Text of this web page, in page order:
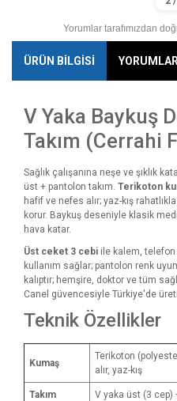
Yorumlar tarafımızdan
ÜRÜN BİLGİSİ YORUMLAR
V Yaka Baykuş
Takım (Cerrahi
Sağlık çalışanına neşe ve şıklık
üst + pantolon takım. Terikoton
hafif ve nefes alır; yaz-kış
korur. Baykuş deseniyle klasik
hava katar.
Üst ceket 3 cebi ile kalem,
kullanım sağlar; pantolon renk
kalıptır; hemşire, doktor ve tüm
Canel güvencesiyle Türkiye'de
Teknik Özellikler
Kumaş
Terikoton
alır, yaz-kış
Takım V yaka üst (3 cep)